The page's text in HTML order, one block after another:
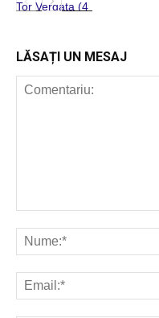
LĂSAȚI UN MESAJ